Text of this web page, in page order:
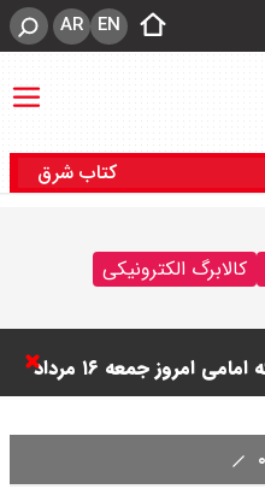
EN
AR
کتاب شرق
کالابرگ الکترونیکی